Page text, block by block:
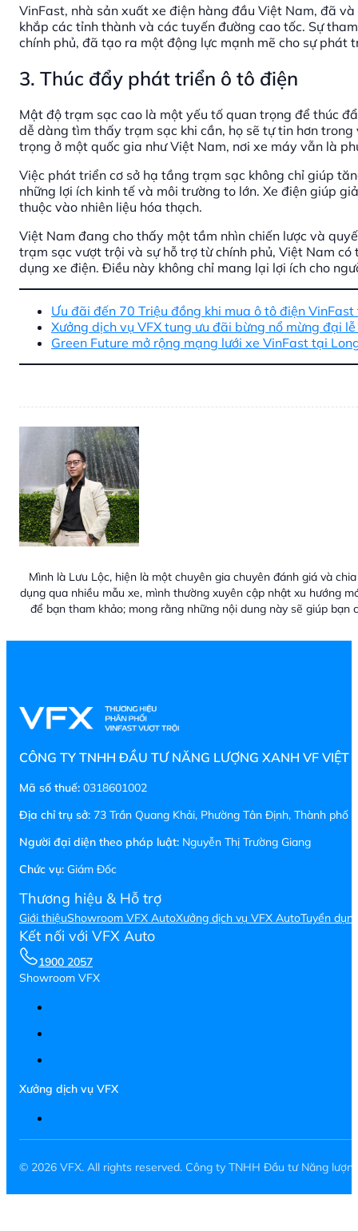
VinFast, nhà sản xuất xe điện hàng đầu Việt Nam, đã
khắp các tỉnh thành và các tuyến đường cao tốc. Sự
chính phủ, đã tạo ra một động lực mạnh mẽ cho sự phát
3. Thúc đẩy phát triển ô tô điện
Mật độ trạm sạc cao là một yếu tố quan trọng để thúc
dễ dàng tìm thấy trạm sạc khi cần, họ sẽ tự tin hơn
trọng ở một quốc gia như Việt Nam, nơi xe máy vẫn là
Việc phát triển cơ sở hạ tầng trạm sạc không chỉ giúp
những lợi ích kinh tế và môi trường to lớn. Xe điện giúp
thuộc vào nhiên liệu hóa thạch.
Việt Nam đang cho thấy một tầm nhìn chiến lược và
trạm sạc vượt trội và sự hỗ trợ từ chính phủ, Việt Nam
dụng xe điện. Điều này không chỉ mang lại lợi ích cho
Ưu đãi đến 70 Triệu đồng khi mua ô tô điện
Xưởng dịch vụ VFX tung ưu đãi bừng nổ mừng đại
Green Future mở rộng mạng lưới xe VinFast tại
Mình là Lưu Lộc, hiện là một chuyên gia chuyên đánh giá và
dụng qua nhiều mẫu xe, mình thường xuyên cập nhật xu hướng
để bạn tham khảo; mong rằng những nội dung này sẽ giúp
CÔNG TY TNHH ĐẦU TƯ NĂNG LƯỢNG XANH VF VIỆT
Mã số thuế: 0318601002
Địa chỉ trụ sở: 73 Trần Quang Khải, Phường Tân Định, Thành phố
Người đại diện theo pháp luật: Nguyễn Thị Trường Giang
Chức vụ: Giám Đốc
Thương hiệu & Hỗ trợ
Giới thiệuShowroom VFX AutoXưởng dịch vụ VFX AutoTuyển
Kết nối với VFX Auto
1900 2057
Showroom VFX
Xưởng dịch vụ VFX
© 2026 VFX. All rights reserved. Công ty TNHH Đầu tư Năng